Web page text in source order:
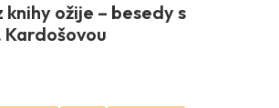
knihy ožije – besedy s
Kardošovou